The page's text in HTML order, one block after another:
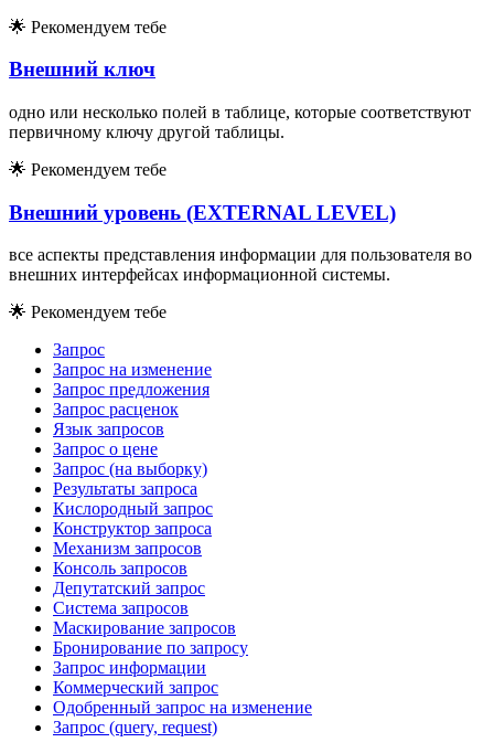
🌟 Рекомендуем тебе
Внешний ключ
одно или несколько полей в таблице, которые соответствуют
первичному ключу другой таблицы.
🌟 Рекомендуем тебе
Внешний уровень (EXTERNAL LEVEL)
все аспекты представления информации для пользователя во
внешних интерфейсах информационной системы.
🌟 Рекомендуем тебе
Запрос
Запрос на изменение
Запрос предложения
Запрос расценок
Язык запросов
Запрос о цене
Запрос (на выборку)
Результаты запроса
Кислородный запрос
Конструктор запроса
Механизм запросов
Консоль запросов
Депутатский запрос
Система запросов
Маскирование запросов
Бронирование по запросу
Запрос информации
Коммерческий запрос
Одобренный запрос на изменение
Запрос (query, request)